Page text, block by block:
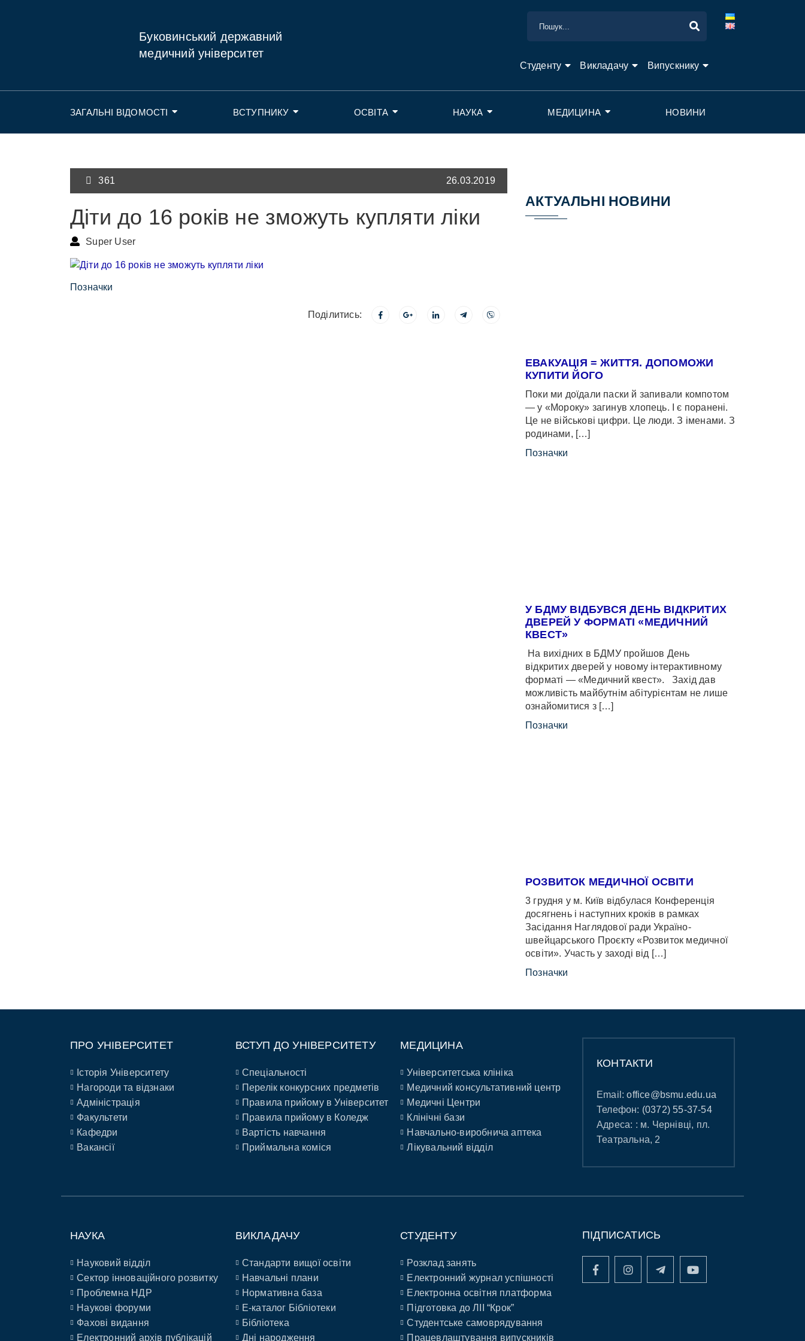
Буковинський державний
медичний університет
Студенту Викладачу Випускнику
ЗАГАЛЬНІ ВІДОМОСТІ ВСТУПНИКУ ОСВІТА НАУКА МЕДИЦИНА НОВИНИ
361 26.03.2019
Діти до 16 років не зможуть купляти ліки
Super User
Позначки
Поділитись:
АКТУАЛЬНІ НОВИНИ
ЕВАКУАЦІЯ = ЖИТТЯ. ДОПОМОЖИ
КУПИТИ ЙОГО
Поки ми доїдали паски й запивали компотом
— у «Мороку» загинув хлопець. І є поранені.
Це не військові цифри. Це люди. З іменами. З
родинами, […]
Позначки
У БДМУ ВІДБУВСЯ ДЕНЬ ВІДКРИТИХ
ДВЕРЕЙ У ФОРМАТІ «МЕДИЧНИЙ
КВЕСТ»
На вихідних в БДМУ пройшов День
відкритих дверей у новому інтерактивному
форматі — «Медичний квест». Захід дав
можливість майбутнім абітурієнтам не лише
ознайомитися з […]
Позначки
РОЗВИТОК МЕДИЧНОЇ ОСВІТИ
3 грудня у м. Київ відбулася Конференція
досягнень і наступних кроків в рамках
Засідання Наглядової ради Україно-
швейцарського Проєкту «Розвиток медичної
освіти». Участь у заході від […]
Позначки
ПРО УНІВЕРСИТЕТ
Історія Університету
Нагороди та відзнаки
Адміністрація
Факультети
Кафедри
Вакансії
ВСТУП ДО УНІВЕРСИТЕТУ
Спеціальності
Перелік конкурсних предметів
Правила прийому в Університет
Правила прийому в Коледж
Вартість навчання
Приймальна коміся
МЕДИЦИНА
Університетська клініка
Медичний консультативний центр
Медичні Центри
Клінічні бази
Навчально-виробнича аптека
Лікувальний відділ
КОНТАКТИ
Email:office@bsmu.edu.ua
Телефон: (0372) 55-37-54
Адреса: : м. Чернівці, пл.
Театральна, 2
НАУКА
Науковий відділ
Сектор інноваційного розвитку
Проблемна НДР
Наукові форуми
Фахові видання
Електронний архів публікацій
ВИКЛАДАЧУ
Стандарти вищої освіти
Навчальні плани
Нормативна база
E-каталог Бібліотеки
Бібліотека
Дні народження
СТУДЕНТУ
Розклад занять
Електронний журнал успішності
Електронна освітня платформа
Підготовка до ЛІІ “Крок”
Студентське самоврядування
Працевлаштування випускників
ПІДПИСАТИСЬ